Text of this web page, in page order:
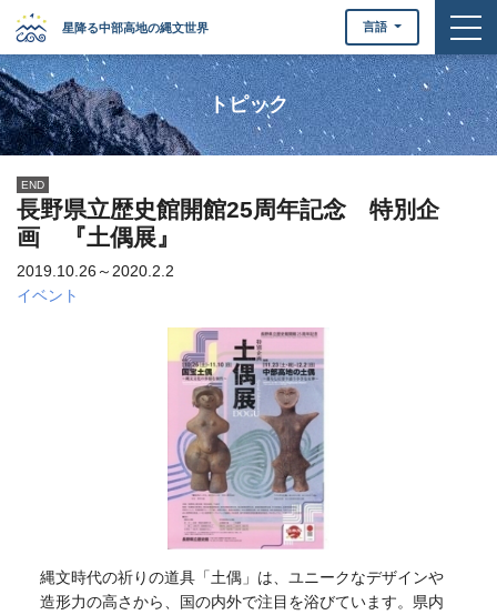
星降る中部高地の縄文世界 言語
トピック
END
長野県立歴史館開館25周年記念 特別企
画 『土偶展』
2019.10.26～2020.2.2
イベント
縄文時代の祈りの道具「土偶」は、ユニークなデザインや
造形力の高さから、国の内外で注目を浴びています。県内